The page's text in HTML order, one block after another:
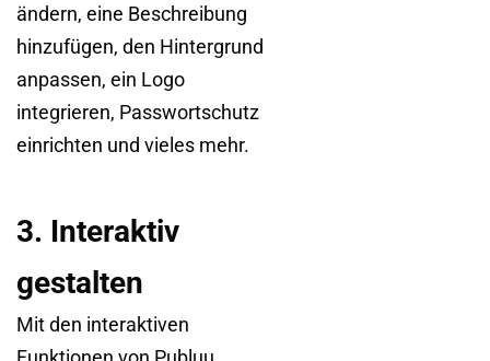
ändern, eine Beschreibung
hinzufügen, den Hintergrund
anpassen, ein Logo
integrieren, Passwortschutz
einrichten und vieles mehr.
3. Interaktiv
gestalten
Mit den interaktiven